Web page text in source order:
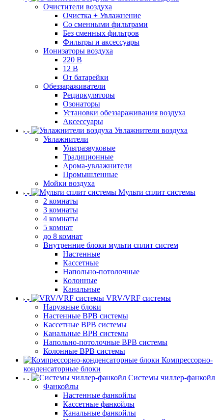
Очистители воздуха
Очистка + Увлажнение
Cо сменными фильтрами
Без сменных фильтров
Фильтры и аксессуары
Ионизаторы воздуха
220 В
12 В
От батарейки
Обеззараживатели
Рециркуляторы
Озонаторы
Установки обеззараживания воздуха
Аксессуары
Увлажнители воздуха
Увлажнители
Ультразвуковые
Традиционные
Арома-увлажнители
Промышленные
Мойки воздуха
Мульти сплит системы
2 комнаты
3 комнаты
4 комнаты
5 комнат
до 8 комнат
Внутренние блоки мульти сплит систем
Настенные
Кассетные
Напольно-потолочные
Колонные
Канальные
VRV/VRF системы
Наружные блоки
Настенные ВРВ системы
Кассетные ВРВ системы
Канальные ВРВ системы
Напольно-потолочные ВРВ системы
Колонные ВРВ системы
Компрессорно-
конденсаторные блоки
Системы чиллер-фанкойл
Фанкойлы
Настенные фанкойлы
Кассетные фанкойлы
Канальные фанкойлы